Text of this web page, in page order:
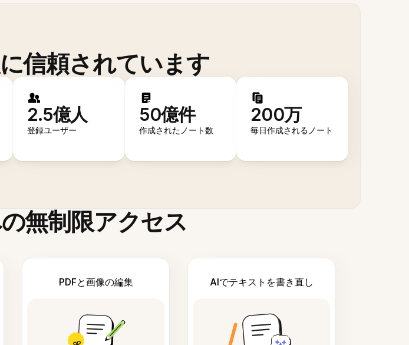
信頼されています
2.5億人
登録ユーザー
50億件
作成されたノート数
200万
毎日作成されるノート
無制限アクセス
PDFと画像の編集 AIでテキストを書き直し